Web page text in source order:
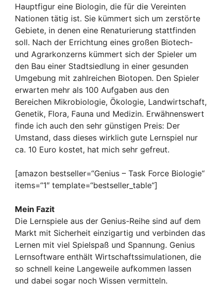
Hauptfigur eine Biologin, die für die Vereinten
Nationen tätig ist. Sie kümmert sich um zerstörte
Gebiete, in denen eine Renaturierung stattfinden
soll. Nach der Errichtung eines großen Biotech-
und Agrarkonzerns kümmert sich der Spieler um
den Bau einer Stadtsiedlung in einer gesunden
Umgebung mit zahlreichen Biotopen. Den Spieler
erwarten mehr als 100 Aufgaben aus den
Bereichen Mikrobiologie, Ökologie, Landwirtschaft,
Genetik, Flora, Fauna und Medizin. Erwähnenswert
finde ich auch den sehr günstigen Preis: Der
Umstand, dass dieses wirklich gute Lernspiel nur
ca. 10 Euro kostet, hat mich sehr gefreut.
[amazon bestseller=“Genius – Task Force Biologie“
items=“1″ template=“bestseller_table“]
Mein Fazit
Die Lernspiele aus der Genius-Reihe sind auf dem
Markt mit Sicherheit einzigartig und verbinden das
Lernen mit viel Spielspaß und Spannung. Genius
Lernsoftware enthält Wirtschaftssimulationen, die
so schnell keine Langeweile aufkommen lassen
und dabei sogar noch Wissen vermitteln.